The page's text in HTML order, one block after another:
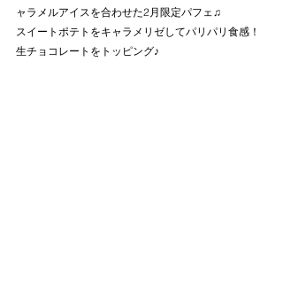
ャラメルアイスを合わせた2月限定パフェ♫
スイートポテトをキャラメリゼしてパリパリ食感！
生チョコレートをトッピング♪